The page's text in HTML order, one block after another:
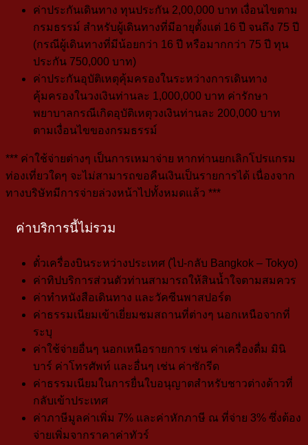
ค่าประกันเดินทาง ทุนประกัน 2,00,000 บาท เงื่อนไขตาม
กรมธรรม์ สำหรับผู้เดินทางที่มีอายุตั้งแต่ 16 ปี จนถึง 75 ปี
(กรณีผู้เดินทางที่มีน้อยกว่า 16 ปี หรือมากกว่า 75 ปี ทุน
ประกัน 750,000 บาท)
ค่าประกันอุบัติเหตุคุ้มครองในระหว่างการเดินทาง
คุ้มครองในวงเงินท่านละ 1,000,000 บาท ค่ารักษา
พยาบาลกรณีเกิดอุบัติเหตุวงเงินท่านละ 200,000 บาท
ตามเงื่อนไขของกรมธรรม์
*** ค่าใช้จ่ายต่างๆ เป็นการเหมาจ่าย หากท่านยกเลิกโปรแกรม
ท่องเที่ยวใดๆ จะไม่สามารถขอคืนเงินเป็นรายการได้ เนื่องจาก
ทางบริษัทมีการจ่ายล่วงหน้าไปทั้งหมดแล้ว ***
ค่าบริการนี้ไม่รวม
ตั๋วเครื่องบินระหว่างประเทศ (ไป-กลับ Bangkok – Tokyo)
ค่าทิปบริการส่วนตัวท่านสามารถให้สินน้ำใจตามสมควร
ค่าทำหนังสือเดินทาง และวัคซีนพาสปอร์ต
ค่าธรรมเนียมเข้าเยี่ยมชมสถานที่ต่างๆ นอกเหนือจากที่
ระบุ
ค่าใช้จ่ายอื่นๆ นอกเหนือรายการ เช่น ค่าเครื่องดื่ม มินิ
บาร์ ค่าโทรศัพท์ และอื่นๆ เช่น ค่าซักรีด
ค่าธรรมเนียมในการยื่นใบอนุญาตสำหรับชาวต่างด้าวที่
กลับเข้าประเทศ
ค่าภาษีมูลค่าเพิ่ม 7% และค่าหักภาษี ณ ที่จ่าย 3% ซึ่งต้อง
จ่ายเพิ่มจากราคาค่าทัวร์